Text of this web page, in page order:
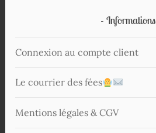
Informations
Connexion au compte client
Le courrier des fées
Mentions légales & CGV